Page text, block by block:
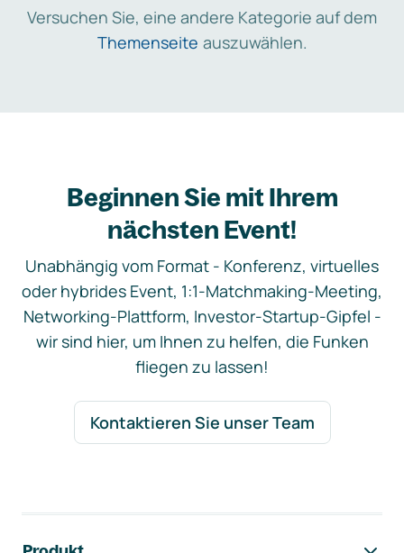
Versuchen Sie, eine andere Kategorie auf dem
Themenseite auszuwählen.
Beginnen Sie mit Ihrem
nächsten Event!
Unabhängig vom Format - Konferenz, virtuelles
oder hybrides Event, 1:1-Matchmaking-Meeting,
Networking-Plattform, Investor-Startup-Gipfel -
wir sind hier, um Ihnen zu helfen, die Funken
fliegen zu lassen!
Kontaktieren Sie unser Team